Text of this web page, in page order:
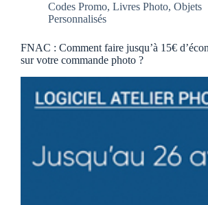
Codes Promo, Livres Photo, Objets
Personnalisés
FNAC : Comment faire jusqu’à 15€
sur votre commande photo ?